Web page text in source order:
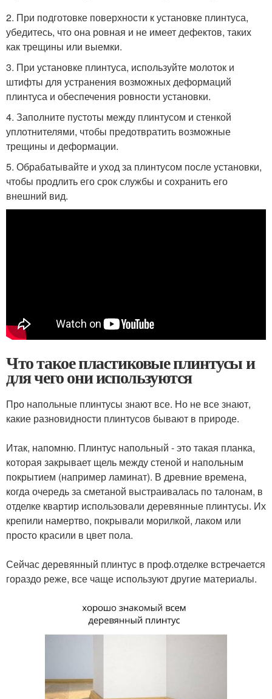
2. При подготовке поверхности к установке плинтуса,
убедитесь, что она ровная и не имеет дефектов, таких
как трещины или выемки.
3. При установке плинтуса, используйте молоток и
штифты для устранения возможных деформаций
плинтуса и обеспечения ровности установки.
4. Заполните пустоты между плинтусом и стенкой
уплотнителями, чтобы предотвратить возможные
трещины и деформации.
5. Обрабатывайте и уход за плинтусом после установки,
чтобы продлить его срок службы и сохранить его
внешний вид.
Что такое пластиковые плинтусы и
для чего они используются
Про напольные плинтусы знают все. Но не все знают,
какие разновидности плинтусов бывают в природе.
Итак, напомню. Плинтус напольный - это такая планка,
которая закрывает щель между стеной и напольным
покрытием (например ламинат). В древние времена,
когда очередь за сметаной выстраивалась по талонам, в
отделке квартир использовали деревянные плинтусы. Их
крепили намертво, покрывали морилкой, лаком или
просто красили в цвет пола.
Сейчас деревянный плинтус в проф.отделке встречается
гораздо реже, все чаще используют другие материалы.